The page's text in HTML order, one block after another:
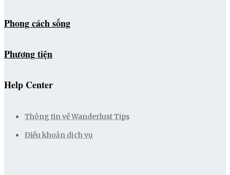
Phong cách sống
Phương tiện
Help Center
Thông tin về Wanderlust Tips
Điều khoản dịch vụ